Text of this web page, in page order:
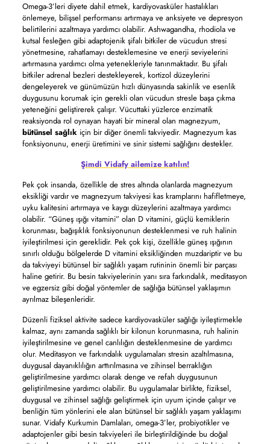
Omega-3’leri diyete dahil etmek, kardiyovasküler hastalıkları
önlemeye, bilişsel performansı artırmaya ve anksiyete ve depresyon
belirtilerini azaltmaya yardımcı olabilir. Ashwagandha, rhodiola ve
kutsal fesleğen gibi adaptojenik şifalı bitkiler de vücudun stresi
yönetmesine, rahatlamayı desteklemesine ve enerji seviyelerini
artırmasına yardımcı olma yetenekleriyle tanınmaktadır. Bu şifalı
bitkiler adrenal bezleri destekleyerek, kortizol düzeylerini
dengeleyerek ve günümüzün hızlı dünyasında sakinlik ve esenlik
duygusunu korumak için gerekli olan vücudun stresle başa çıkma
yeteneğini geliştirerek çalışır. Vücuttaki yüzlerce enzimatik
reaksiyonda rol oynayan hayati bir mineral olan magnezyum,
bütünsel sağlıkiçin bir diğer önemli takviyedir. Magnezyum kas
fonksiyonunu, enerji üretimini ve sinir sistemi sağlığını destekler.
Şimdi Vidafy ailemize katılın!
Pek çok insanda, özellikle de stres altında olanlarda magnezyum
eksikliği vardır ve magnezyum takviyesi kas kramplarını hafifletmeye,
uyku kalitesini artırmaya ve kaygı düzeylerini azaltmaya yardımcı
olabilir. “Güneş ışığı vitamini” olan D vitamini, güçlü kemiklerin
korunması, bağışıklık fonksiyonunun desteklenmesi ve ruh halinin
iyileştirilmesi için gereklidir. Pek çok kişi, özellikle güneş ışığının
sınırlı olduğu bölgelerde D vitamini eksikliğinden muzdariptir ve bu
da takviyeyi bütünsel bir sağlıklı yaşam rutininin önemli bir parçası
haline getirir. Bu besin takviyelerinin yanı sıra farkındalık, meditasyon
ve egzersiz gibi doğal yöntemler de sağlığa bütünsel yaklaşımın
ayrılmaz bileşenleridir.
Düzenli fiziksel aktivite sadece kardiyovasküler sağlığı iyileştirmekle
kalmaz, aynı zamanda sağlıklı bir kilonun korunmasına, ruh halinin
iyileştirilmesine ve genel canlılığın desteklenmesine de yardımcı
olur. Meditasyon ve farkındalık uygulamaları stresin azaltılmasına,
duygusal dayanıklılığın arttırılmasına ve zihinsel berraklığın
geliştirilmesine yardımcı olarak denge ve refah duygusunun
geliştirilmesine yardımcı olabilir. Bu uygulamalar birlikte, fiziksel,
duygusal ve zihinsel sağlığı geliştirmek için uyum içinde çalışır ve
benliğin tüm yönlerini ele alan bütünsel bir sağlıklı yaşam yaklaşımı
sunar. Vidafy Kurkumin Damlaları, omega-3’ler, probiyotikler ve
adaptojenler gibi besin takviyeleri ile birleştirildiğinde bu doğal